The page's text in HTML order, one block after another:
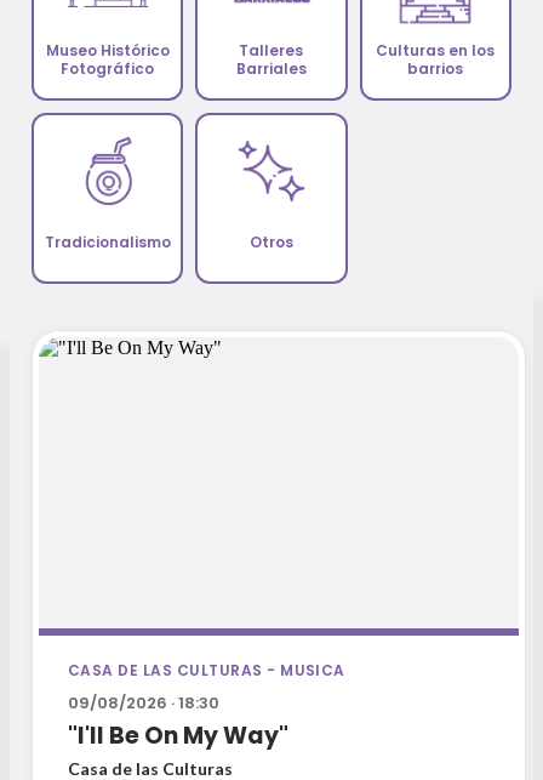
Museo Histórico
Fotográfico
Talleres
Barriales
Culturas en los
barrios
Tradicionalismo Otros
CASA DE LAS CULTURAS - MUSICA
09/08/2026 · 18:30
"I'll Be On My Way"
Casa de las Culturas